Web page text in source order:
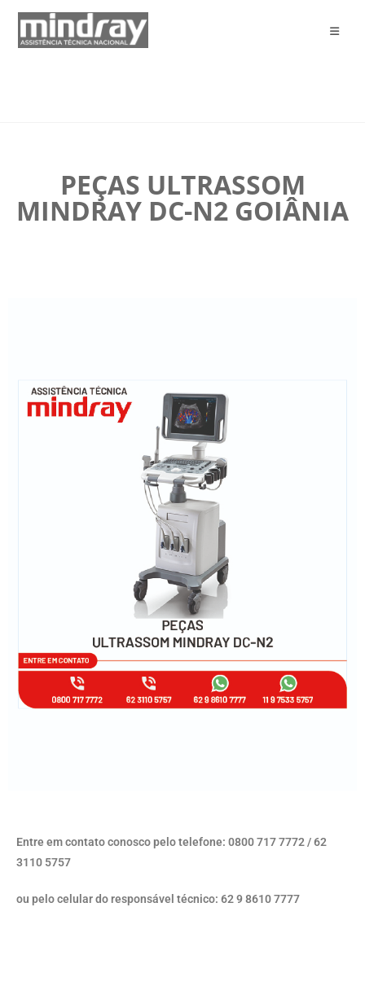
PEÇAS ULTRASSOM
MINDRAY DC-N2 GOIÂNIA
Entre em contato conosco pelo telefone: 0800 717 7772 / 62
3110 5757
ou pelo celular do responsável técnico: 62 9 8610 7777